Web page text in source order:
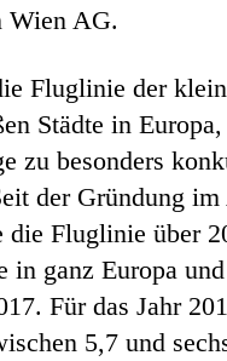
Wien AG.
Fluglinie der
Städte in
zu besonders
der Gründung
die Fluglinie über
in ganz Europa
Für das Jahr
5,7 und